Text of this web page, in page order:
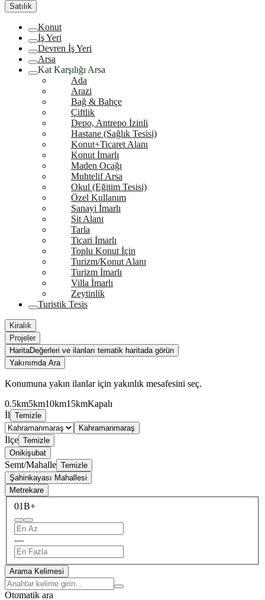
Satılık
Konut
İş Yeri
Devren İş Yeri
Arsa
Kat Karşılığı Arsa
Ada
Arazi
Bağ & Bahçe
Çiftlik
Depo, Antrepo İzinli
Hastane (Sağlık Tesisi)
Konut+Ticaret Alanı
Konut İmarlı
Maden Ocağı
Muhtelif Arsa
Okul (Eğitim Tesisi)
Özel Kullanım
Sanayi İmarlı
Sit Alanı
Tarla
Ticari İmarlı
Toplu Konut İçin
Turizm/Konut Alanı
Turizm İmarlı
Villa İmarlı
Zeytinlik
Turistik Tesis
Kiralık
Projeler
HaritaDeğerleri ve ilanları tematik haritada görün
Yakınımda Ara
Konumuna yakın ilanlar için yakınlık mesafesini seç.
0.5km5km10km15kmKapalı
İl Temizle
Kahramanmaraş
İlçe Temizle
Onikişubat
Semt/Mahalle Temizle
Şahinkayası Mahallesi
Metrekare
01B+
—
Arama Kelimesi
Otomatik ara